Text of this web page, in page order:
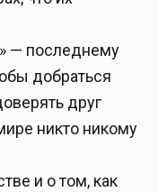
— последнему
добраться
друг
никто никому
и о том, как